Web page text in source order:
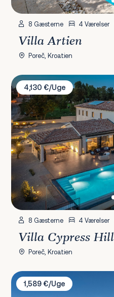
8 Gæsterne 4 Værelser
Villa Artien
Poreč, Kroatien
Villa Cypress Hill
4,130 €/Uge
8 Gæsterne 4 Værelser
Villa Cypress Hill
Poreč, Kroatien
Villa Karbula
1,589 €/Uge